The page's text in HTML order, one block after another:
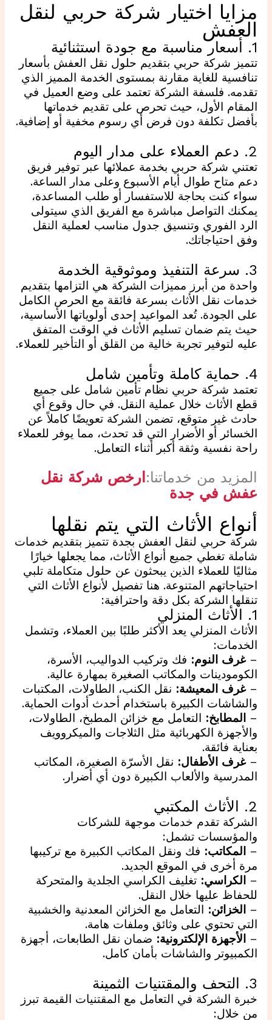
مزايا اختيار شركة حربي لنقل
العفش
1. أسعار مناسبة مع جودة استثنائية
تتميز شركة حربي بتقديم حلول نقل العفش بأسعار
تنافسية للغاية مقارنة بمستوى الخدمة المميز الذي
تقدمه. فلسفة الشركة تعتمد على وضع العميل في
المقام الأول، حيث تحرص على تقديم خدماتها
بأفضل تكلفة دون فرض أي رسوم مخفية أو إضافية.
2. دعم العملاء على مدار اليوم
تعتني شركة حربي بخدمة عملائها عبر توفير فريق
دعم متاح طوال أيام الأسبوع وعلى مدار الساعة.
سواء كنت بحاجة للاستفسار أو طلب المساعدة،
يمكنك التواصل مباشرة مع الفريق الذي سيتولى
الرد الفوري وتنسيق جدول مناسب لعملية النقل
وفق احتياجاتك.
3. سرعة التنفيذ وموثوقية الخدمة
واحدة من أبرز مميزات الشركة هي التزامها بتقديم
خدمات نقل الأثاث بسرعة فائقة مع الحرص الكامل
على الجودة. تُعد المواعيد إحدى أولوياتها الأساسية،
حيث يتم ضمان تسليم الأثاث في الوقت المتفق
عليه لتوفير تجربة خالية من القلق أو التأخير للعملاء.
4. حماية كاملة وتأمين شامل
تعتمد شركة حربي نظام تأمين شامل على جميع
قطع الأثاث خلال عملية النقل. في حال وقوع أي
حادث غير متوقع، تضمن الشركة تعويضًا كاملاً عن
الخسائر أو الأضرار التي قد تحدث، مما يوفر للعملاء
راحة نفسية وثقة أكبر أثناء التعامل.
المزيد من خدماتنا: ارخص شركة نقل
عفش في جدة
أنواع الأثاث التي يتم نقلها
شركة حربي لنقل العفش بجدة تتميز بتقديم خدمات
شاملة تغطي جميع أنواع الأثاث، مما يجعلها خيارًا
مثاليًا للعملاء الذين يبحثون عن حلول متكاملة تلبي
احتياجاتهم المتنوعة. هنا تفصيل لأنواع الأثاث التي
تنقلها الشركة بكل دقة واحترافية:
1. الأثاث المنزلي
الأثاث المنزلي يعد الأكثر طلبًا بين العملاء، وتشمل
الخدمات:
– غرف النوم: فك وتركيب الدواليب، الأسرة،
الكومودينات والمكاتب الصغيرة بمهارة عالية.
–غرف المعيشة: نقل الكنب، الطاولات، المكتبات
والشاشات الكبيرة باستخدام أحدث أدوات الحماية.
–
المطابخ: التعامل مع خزائن المطبخ، الطاولات،
والأجهزة الكهربائية مثل الثلاجات والميكروويف
بعناية فائقة.
–غرف الأطفال: نقل الأسرّة الصغيرة، المكاتب
المدرسية والألعاب الكبيرة دون أي أضرار.
2. الأثاث المكتبي
الشركة تقدم خدمات موجهة للشركات
والمؤسسات تشمل:
–
المكاتب: فك ونقل المكاتب الكبيرة مع تركيبها
مرة أخرى في الموقع الجديد.
–
الكراسي: تغليف الكراسي الجلدية والمتحركة
للحفاظ عليها خلال النقل.
–
الخزائن: التعامل مع الخزائن المعدنية والخشبية
التي تحتوي على وثائق وملفات هامة.
–
الأجهزة الإلكترونية: ضمان نقل الطابعات، أجهزة
الكمبيوتر والشاشات بأمان كامل.
3. التحف والمقتنيات الثمينة
خبرة الشركة في التعامل مع المقتنيات القيمة تبرز
من خلال: